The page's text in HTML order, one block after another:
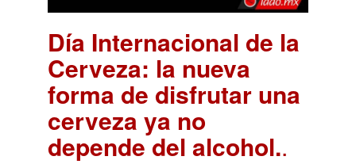
Día Internacional de la
Cerveza: la nueva
forma de disfrutar una
cerveza ya no
depende del alcohol..